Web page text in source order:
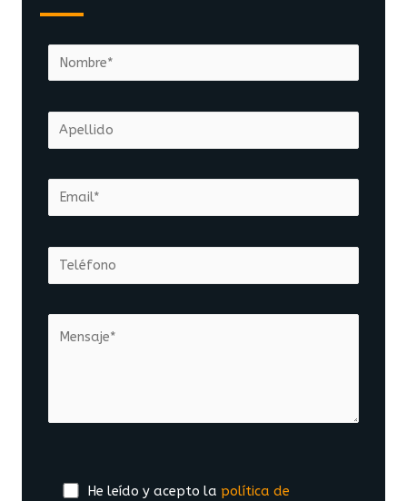
He leído y acepto la política de